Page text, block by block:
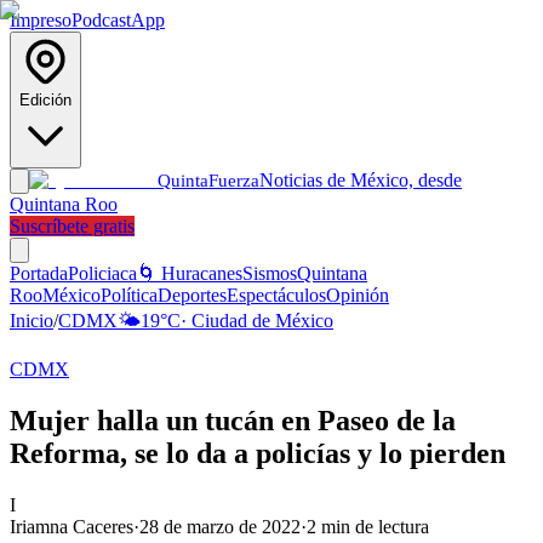
ImpresoPodcastApp
Edición
QuintaFuerzaNoticias de México, desde
Quintana Roo
Suscríbete gratis
PortadaPoliciaca 🌀 HuracanesSismosQuintana
RooMéxicoPolíticaDeportesEspectáculosOpinión
Inicio/CDMX🌤️19°C· Ciudad de México
CDMX
Mujer halla un tucán en Paseo de la
Reforma, se lo da a policías y lo pierden
I
Iriamna Caceres·28 de marzo de 2022·2 min de lectura